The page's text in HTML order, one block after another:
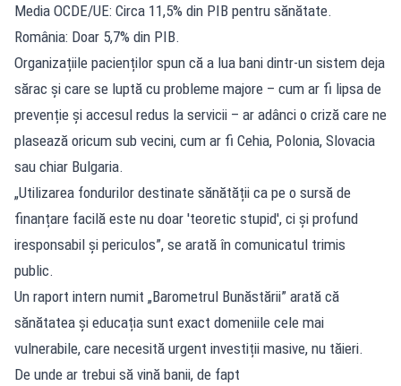
Media OCDE/UE: Circa 11,5% din PIB pentru sănătate.
România: Doar 5,7% din PIB.
Organizațiile pacienților spun că a lua bani dintr-un sistem deja
sărac și care se luptă cu probleme majore – cum ar fi lipsa de
prevenție și accesul redus la servicii – ar adânci o criză care ne
plasează oricum sub vecini, cum ar fi Cehia, Polonia, Slovacia
sau chiar Bulgaria.
„Utilizarea fondurilor destinate sănătății ca pe o sursă de
finanțare facilă este nu doar 'teoretic stupid', ci și profund
iresponsabil și periculos”, se arată în comunicatul trimis
public.
Un raport intern numit „Barometrul Bunăstării” arată că
sănătatea și educația sunt exact domeniile cele mai
vulnerabile, care necesită urgent investiții masive, nu tăieri.
De unde ar trebui să vină banii, de fapt